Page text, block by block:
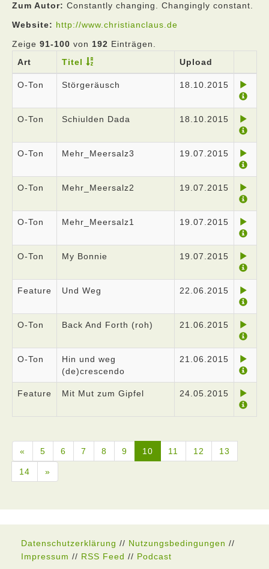
Zum Autor: Constantly changing. Changingly constant.
Website: http://www.christianclaus.de
Zeige 91-100 von 192 Einträgen.
Art
Titel Upload
O-Ton Störgeräusch 18.10.2015
O-Ton Schiulden Dada 18.10.2015
O-Ton Mehr_Meersalz3 19.07.2015
O-Ton Mehr_Meersalz2 19.07.2015
O-Ton Mehr_Meersalz1 19.07.2015
O-Ton My Bonnie 19.07.2015
Feature Und Weg 22.06.2015
O-Ton Back And Forth (roh) 21.06.2015
O-Ton
Hin und weg
(de)crescendo
21.06.2015
Feature Mit Mut zum Gipfel 24.05.2015
« 5 6 7 8 9 10 11 12 13
14 »
Datenschutzerklärung // Nutzungsbedingungen //
Impressum // RSS Feed // Podcast